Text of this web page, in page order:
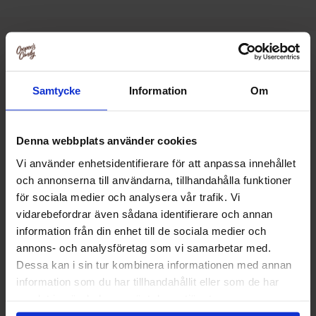
Samtycke Information Om
Denna webbplats använder cookies
Vi använder enhetsidentifierare för att anpassa innehållet
och annonserna till användarna, tillhandahålla funktioner
för sociala medier och analysera vår trafik. Vi
vidarebefordrar även sådana identifierare och annan
information från din enhet till de sociala medier och
annons- och analysföretag som vi samarbetar med.
Dessa kan i sin tur kombinera informationen med annan
information som du har tillhandahållit eller som de har
Relaterte produkter